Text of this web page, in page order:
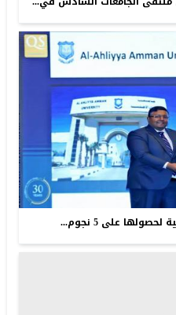
على 5 نجوم...